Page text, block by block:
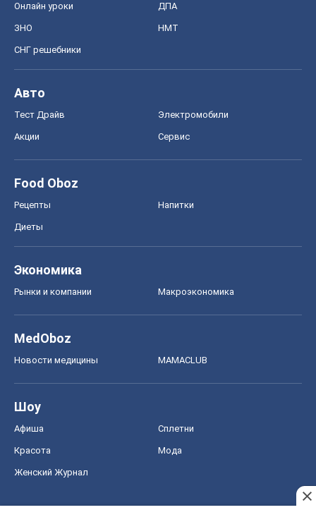
Онлайн уроки ДПА
ЗНО НМТ
СНГ решебники
Авто
Тест Драйв Электромобили
Акции Сервис
Food Oboz
Рецепты Напитки
Диеты
Экономика
Рынки и компании Mакроэкономика
MedOboz
Новости медицины MAMACLUB
Шоу
Афиша Сплетни
Красота Мода
Женский Журнал